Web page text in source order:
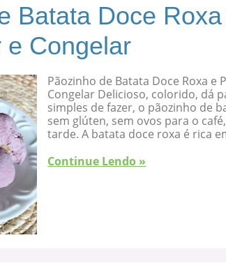
Batata Doce
e Congelar
Pãozinho de Batata Doce Roxa e
Congelar Delicioso, colorido, dá
simples de fazer, o pãozinho de
sem glúten, sem ovos para o
tarde. A batata doce roxa é rica
Continue Lendo »